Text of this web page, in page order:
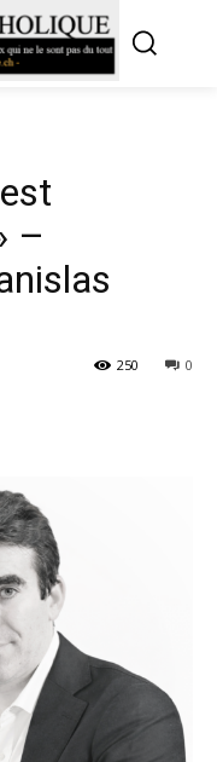
–
0
250